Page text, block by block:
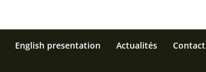
English presentation Actualités Contact